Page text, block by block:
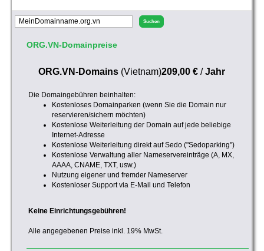
ORG.VN-Domainpreise
ORG.VN-Domains(Vietnam)209,00 €/Jahr
Die Domaingebühren beinhalten:
Kostenloses Domainparken (wenn Sie die Domain nur
reservieren/sichern möchten)
Kostenlose Weiterleitung der Domain auf jede beliebige
Internet-Adresse
Kostenlose Weiterleitung direkt auf Sedo ("Sedoparking")
Kostenlose Verwaltung aller Nameservereinträge (A, MX,
AAAA, CNAME, TXT, usw.)
Nutzung eigener und fremder Nameserver
Kostenloser Support via E-Mail und Telefon
Keine Einrichtungsgebühren!
Alle angegebenen Preise inkl. 19% MwSt.